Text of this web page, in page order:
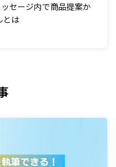
セージ内で商品提案か
とは